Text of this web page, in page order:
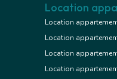
Location
Location
Location
Location
Location